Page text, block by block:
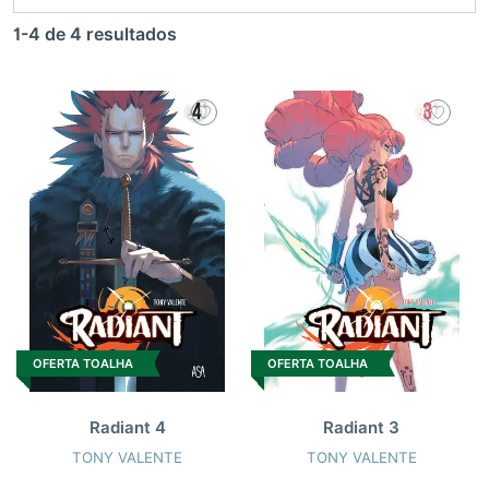
1-4 de 4 resultados
OFERTA TOALHA
Radiant 4
TONY VALENTE
OFERTA TOALHA
Radiant 3
TONY VALENTE